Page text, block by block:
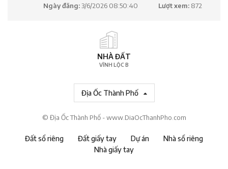
Ngày đăng:3/6/2026 08:50:40 Lượt xem: 872
NHÀ ĐẤT
VĨNH LỘC B
Địa Ốc Thành Phố
© Địa Ốc Thành Phố - www.DiaOcThanhPho.com
Đất sổ riêng Đất giấy tay Dự án
Nhà sổ riêng
Nhà giấy tay